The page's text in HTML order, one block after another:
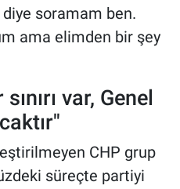
soramam ben.
ama elimden bir şey
var, Genel
CHP grup
süreçte partiyi